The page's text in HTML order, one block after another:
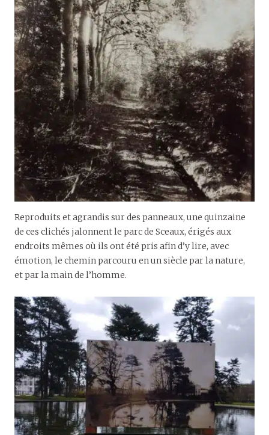
Reproduits et agrandis sur des panneaux, une quinzaine
de ces clichés jalonnent le parc de Sceaux, érigés aux
endroits mêmes où ils ont été pris afin d’y lire, avec
émotion, le chemin parcouru en un siècle par la nature,
et par la main de l’homme.